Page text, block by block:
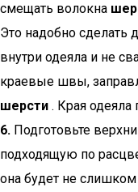
смещать волокна
Это надобно сделать
внутри одеяла и не
краевые швы,
шерсти . Края
6. Подготовьте
подходящую по
она будет не